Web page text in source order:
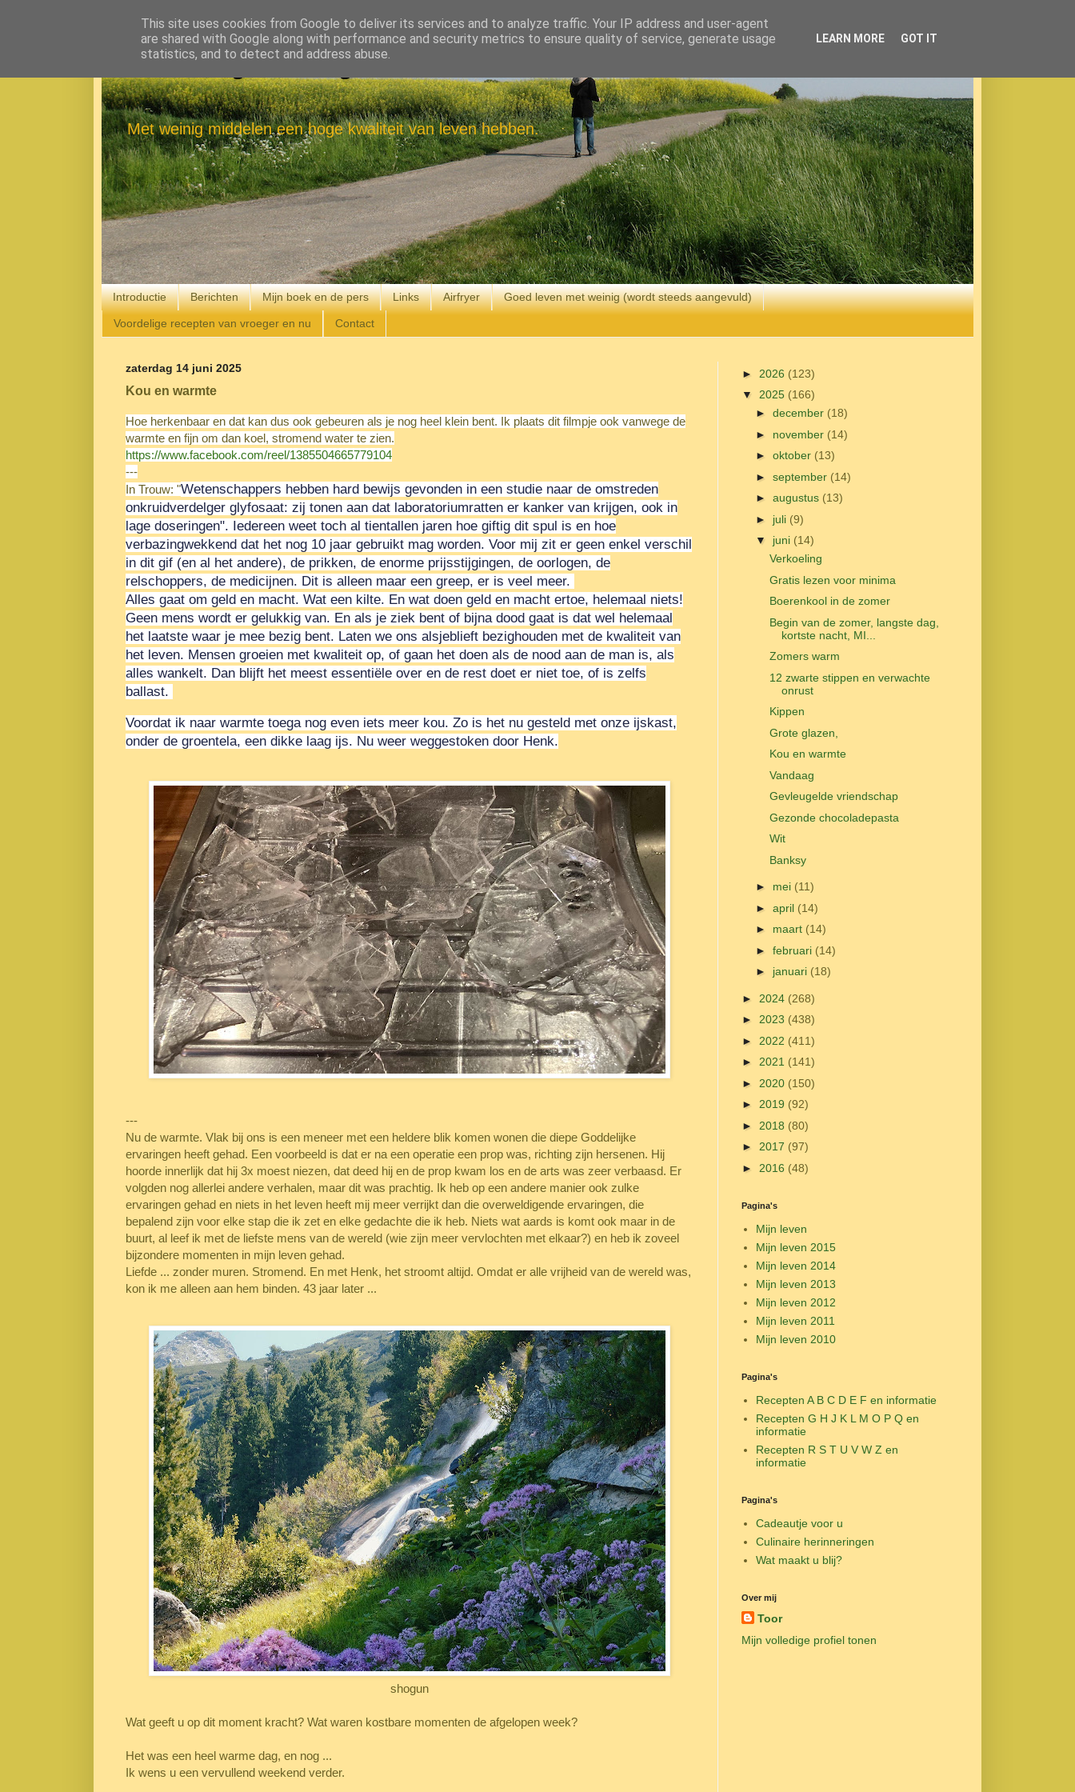
Eenvoudig Gelukkig
Met weinig middelen een hoge kwaliteit van leven hebben.
Introductie Berichten Mijn boek en de pers Links Airfryer Goed leven met weinig (wordt steeds aangevuld)
Voordelige recepten van vroeger en nu Contact
zaterdag 14 juni 2025
Kou en warmte
Hoe herkenbaar en dat kan dus ook gebeuren als je nog heel klein bent. Ik plaats dit filmpje ook vanwege de
warmte en fijn om dan koel, stromend water te zien.
https://www.facebook.com/reel/1385504665779104
---
In Trouw: "Wetenschappers hebben hard bewijs gevonden in een studie naar de omstreden
onkruidverdelger glyfosaat: zij tonen aan dat laboratoriumratten er kanker van krijgen, ook in
lage doseringen". Iedereen weet toch al tientallen jaren hoe giftig dit spul is en hoe
verbazingwekkend dat het nog 10 jaar gebruikt mag worden. Voor mij zit er geen enkel verschil
in dit gif (en al het andere), de prikken, de enorme prijsstijgingen, de oorlogen, de
relschoppers, de medicijnen. Dit is alleen maar een greep, er is veel meer.
Alles gaat om geld en macht. Wat een kilte. En wat doen geld en macht ertoe, helemaal niets!
Geen mens wordt er gelukkig van. En als je ziek bent of bijna dood gaat is dat wel helemaal
het laatste waar je mee bezig bent. Laten we ons alsjeblieft bezighouden met de kwaliteit van
het leven. Mensen groeien met kwaliteit op, of gaan het doen als de nood aan de man is, als
alles wankelt. Dan blijft het meest essentiële over en de rest doet er niet toe, of is zelfs
ballast.
Voordat ik naar warmte toega nog even iets meer kou. Zo is het nu gesteld met onze ijskast,
onder de groentela, een dikke laag ijs. Nu weer weggestoken door Henk.
---
Nu de warmte. Vlak bij ons is een meneer met een heldere blik komen wonen die diepe Goddelijke
ervaringen heeft gehad. Een voorbeeld is dat er na een operatie een prop was, richting zijn hersenen. Hij
hoorde innerlijk dat hij 3x moest niezen, dat deed hij en de prop kwam los en de arts was zeer verbaasd. Er
volgden nog allerlei andere verhalen, maar dit was prachtig. Ik heb op een andere manier ook zulke
ervaringen gehad en niets in het leven heeft mij meer verrijkt dan die overweldigende ervaringen, die
bepalend zijn voor elke stap die ik zet en elke gedachte die ik heb. Niets wat aards is komt ook maar in de
buurt, al leef ik met de liefste mens van de wereld (wie zijn meer vervlochten met elkaar?) en heb ik zoveel
bijzondere momenten in mijn leven gehad.
Liefde ... zonder muren. Stromend. En met Henk, het stroomt altijd. Omdat er alle vrijheid van de wereld was,
kon ik me alleen aan hem binden. 43 jaar later ...
shogun
Wat geeft u op dit moment kracht? Wat waren kostbare momenten de afgelopen week?
Het was een heel warme dag, en nog ...
Ik wens u een vervullend weekend verder.
► 2026 (123)
▼ 2025 (166)
► december (18)
► november (14)
► oktober (13)
► september (14)
► augustus (13)
► juli (9)
▼ juni (14)
Verkoeling
Gratis lezen voor minima
Boerenkool in de zomer
Begin van de zomer, langste dag,
kortste nacht, MI...
Zomers warm
12 zwarte stippen en verwachte
onrust
Kippen
Grote glazen,
Kou en warmte
Vandaag
Gevleugelde vriendschap
Gezonde chocoladepasta
Wit
Banksy
► mei (11)
► april (14)
► maart (14)
► februari (14)
► januari (18)
► 2024 (268)
► 2023 (438)
► 2022 (411)
► 2021 (141)
► 2020 (150)
► 2019 (92)
► 2018 (80)
► 2017 (97)
► 2016 (48)
Pagina's
Mijn leven
Mijn leven 2015
Mijn leven 2014
Mijn leven 2013
Mijn leven 2012
Mijn leven 2011
Mijn leven 2010
Pagina's
Recepten A B C D E F en informatie
Recepten G H J K L M O P Q en
informatie
Recepten R S T U V W Z en
informatie
Pagina's
Cadeautje voor u
Culinaire herinneringen
Wat maakt u blij?
Over mij
Toor
Mijn volledige profiel tonen
This site uses cookies from Google to deliver its services and to analyze traffic. Your IP address and user-agent
are shared with Google along with performance and security metrics to ensure quality of service, generate usage
statistics, and to detect and address abuse.
LEARN MORE GOT IT